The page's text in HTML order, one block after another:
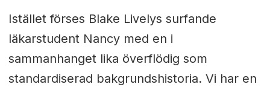
Istället förses Blake Livelys surfande
läkarstudent Nancy med en i
sammanhanget lika överflödig som
standardiserad bakgrundshistoria. Vi har en